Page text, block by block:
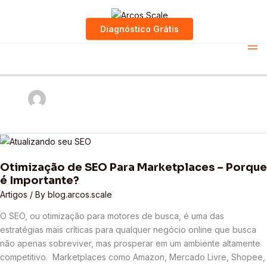
Diagnóstico Grátis
Otimização de SEO Para Marketplaces – Porque
é Importante?
Artigos / By blog.arcos.scale
O SEO, ou otimização para motores de busca, é uma das
estratégias mais críticas para qualquer negócio online que busca
não apenas sobreviver, mas prosperar em um ambiente altamente
competitivo. Marketplaces como Amazon, Mercado Livre, Shopee,
Otimização
SEO
Para
Marketplaces
Porque
é
Importante?